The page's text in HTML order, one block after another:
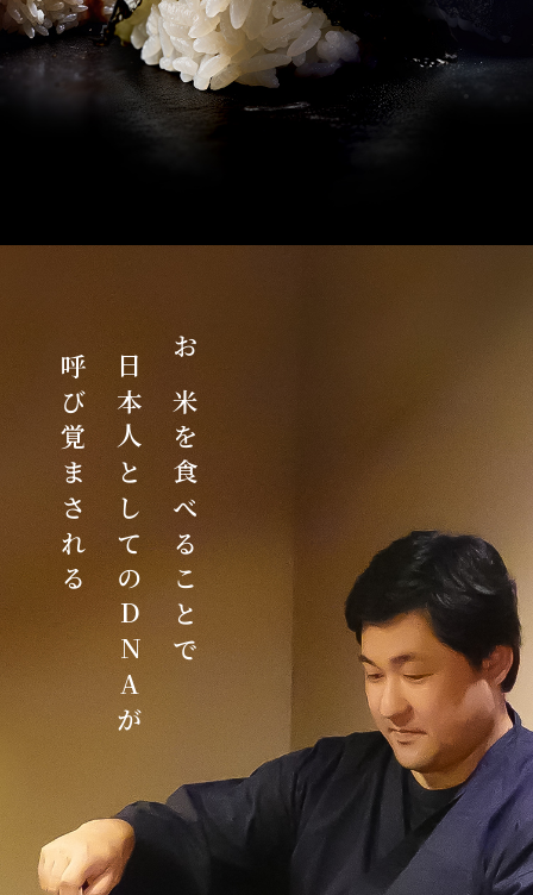
お米を食べることで
日本人としてのDNAが
呼び覚まされる